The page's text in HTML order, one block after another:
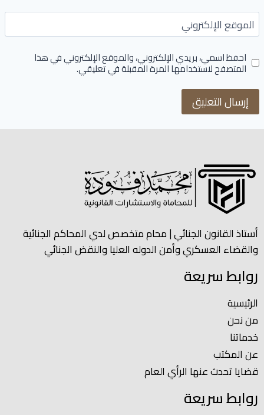
الموقع الإلكتروني
احفظ اسمي، بريدي الإلكتروني، والموقع الإلكتروني في هذا
المتصفح لاستخدامها المرة المقبلة في تعليقي.
أستاذ القانون الجنائي | محام متخصص لدي المحاكم الجنائية
والقضاء العسكري وأمن الدوله العليا والنقض الجنائي
روابط سريعة
الرئيسية
من نحن
خدماتنا
عن المكتب
قضايا تحدث عنها الرأي العام
روابط سريعة